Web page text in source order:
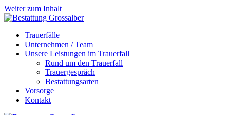
Weiter zum Inhalt
Trauerfälle
Unternehmen / Team
Unsere Leistungen im Trauerfall
Rund um den Trauerfall
Trauergespräch
Bestattungsarten
Vorsorge
Kontakt